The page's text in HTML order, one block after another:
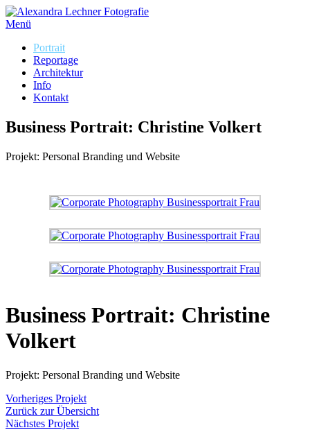
Menü
Portrait
Reportage
Architektur
Info
Kontakt
Business Portrait: Christine Volkert
Projekt: Personal Branding und Website
Business Portrait: Christine
Volkert
Projekt: Personal Branding und Website
Vorheriges Projekt
Zurück zur Übersicht
Nächstes Projekt